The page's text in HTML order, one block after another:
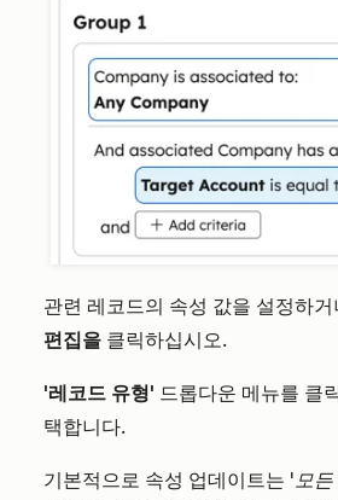
관련 레코드의 속성 값을 설정하거
편집을 클릭하십시오.
'레코드 유형' 드롭다운 메뉴를 클
택합니다.
기본적으로 속성 업데이트는 '모